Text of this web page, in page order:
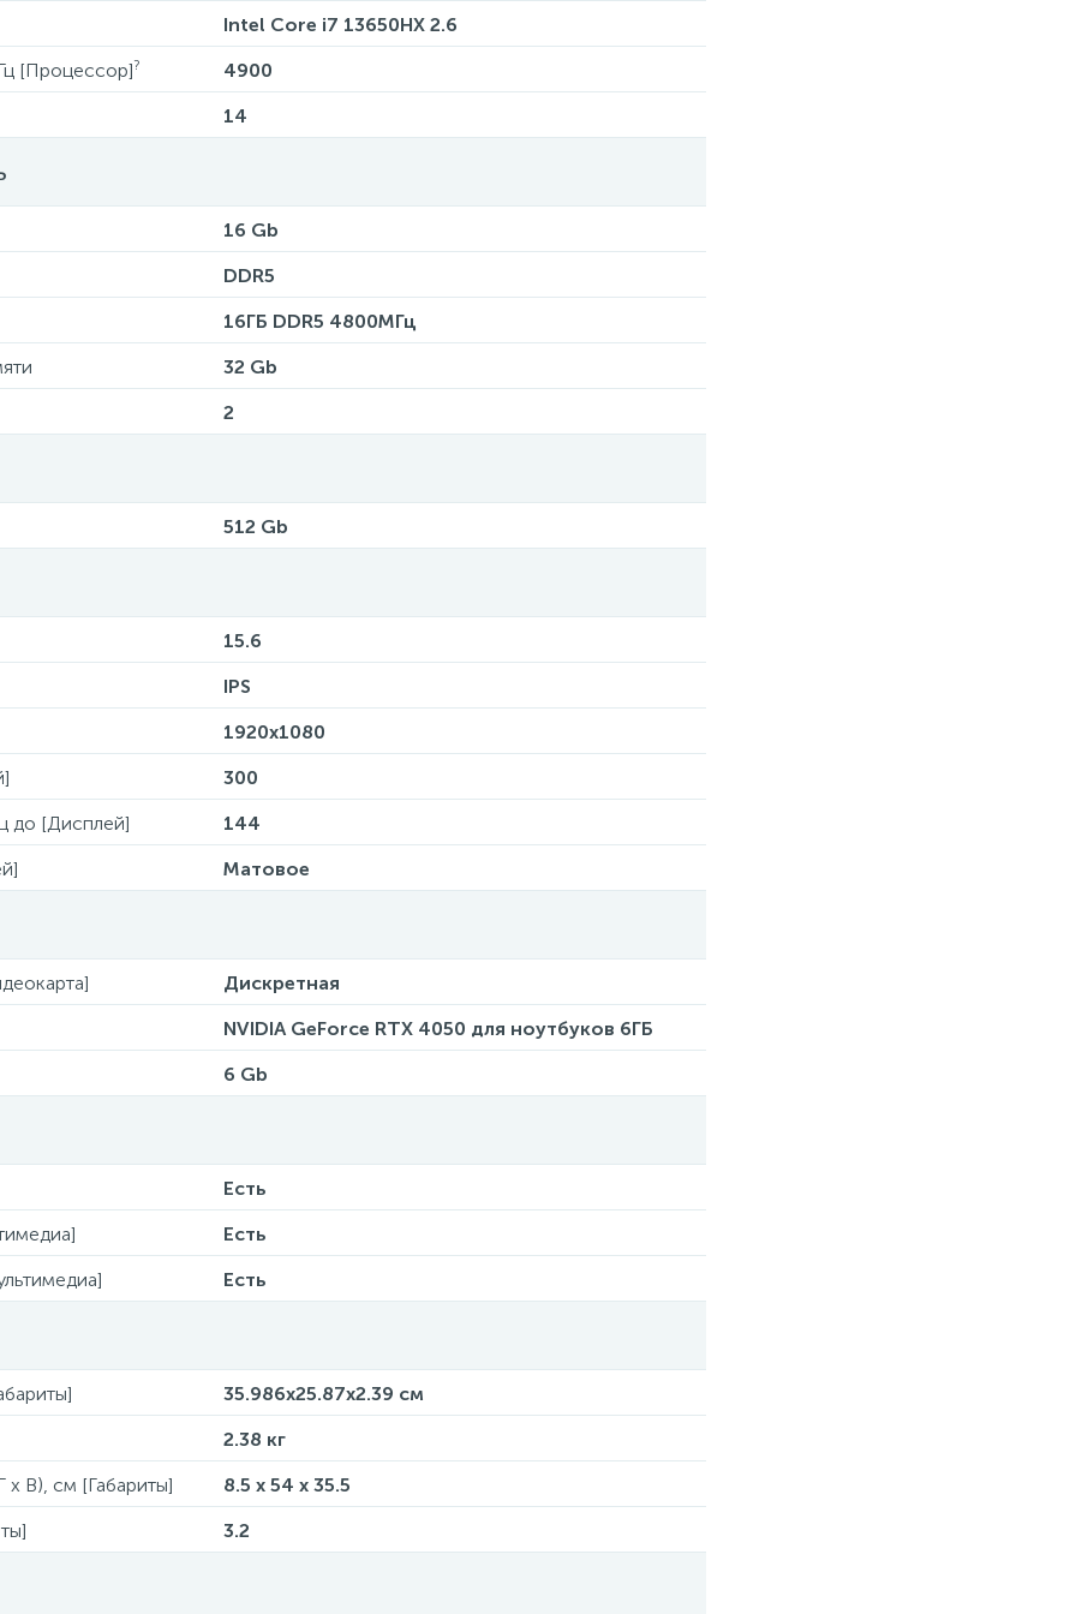
Intel Core i7 13650HX 2.6
[Процессор]?
4900
14
16 Gb
DDR5
16ГБ DDR5 4800МГц
32 Gb
2
512 Gb
15.6
IPS
1920x1080
300
до [Дисплей]
144
Матовое
Дискретная
NVIDIA GeForce RTX 4050 для ноутбуков 6ГБ
6 Gb
Есть
Есть
Есть
35.986x25.87x2.39 см
2.38 кг
x В), см [Габариты]
8.5 x 54 x 35.5
3.2